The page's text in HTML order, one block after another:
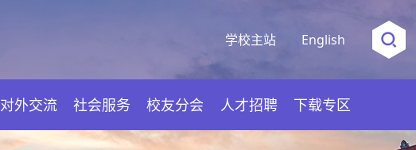
学校主站 English
对外交流 社会服务 校友分会 人才招聘 下载专区